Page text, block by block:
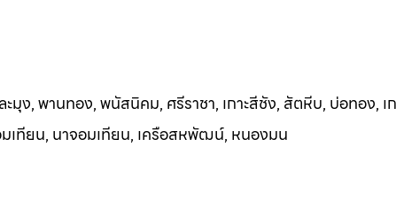
ง, พานทอง, พนัสนิคม, ศรีราชา, เกาะสีชัง, สัตหีบ, บ่อทอง, เ
เทียน, นาจอมเทียน, เครือสหพัฒน์, หนองมน